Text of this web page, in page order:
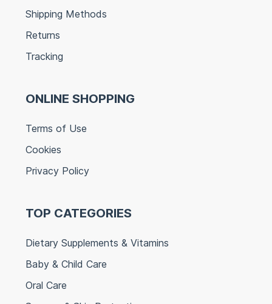
Shipping Methods
Returns
Tracking
ONLINE SHOPPING
Terms of Use
Cookies
Privacy Policy
TOP CATEGORIES
Dietary Supplements & Vitamins
Baby & Child Care
Oral Care